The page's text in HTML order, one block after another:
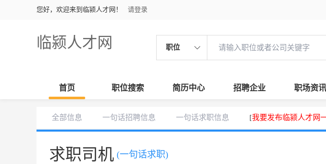
您好，欢迎来到临颍人才网！ 请登录
临颍人才网 职位
首页 职位搜索 简历中心 招聘企业 职场资讯
全部信息 一句话招聘信息 一句话求职信息 [我要发布临颍人才网
求职司机 (一句话求职)